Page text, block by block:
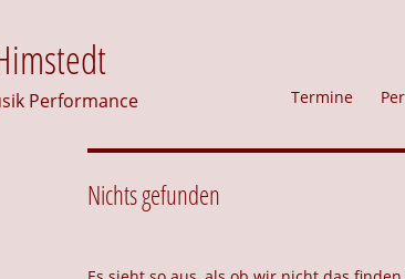
Performance Termine
Nichts gefunden